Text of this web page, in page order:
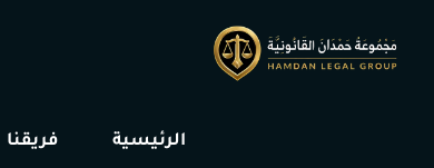
الرئيسية فريقنا